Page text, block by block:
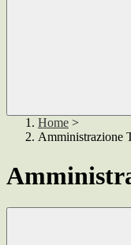
Home >
Amministrazione